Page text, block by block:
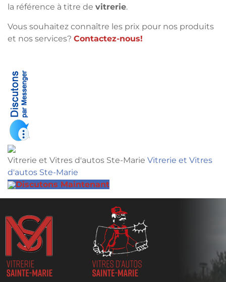
la référence à titre de vitrerie.
Vous souhaitez connaître les prix pour nos produits
et nos services? Contactez-nous!
Vitrerie et Vitres d'autos Ste-Marie Vitrerie et Vitres
d'autos Ste-Marie
Discutons Maintenant